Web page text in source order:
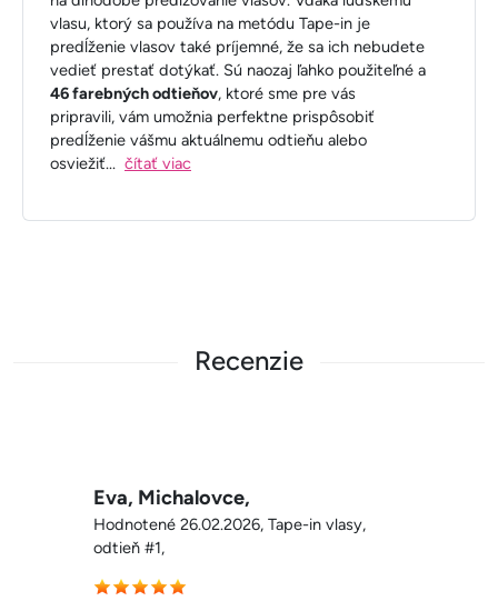
vlasu, ktorý sa používa na metódu Tape-in je
predĺženie vlasov také príjemné, že sa ich nebudete
vedieť prestať dotýkať. Sú naozaj ľahko použiteľné a
46 farebných odtieňov, ktoré sme pre vás
pripravili, vám umožnia perfektne prispôsobiť
predĺženie vášmu aktuálnemu odtieňu alebo
osviežiť... čítať viac
Recenzie
Eva, Michalovce,
Hodnotené 26.02.2026, Tape-in vlasy,
odtieň #1,